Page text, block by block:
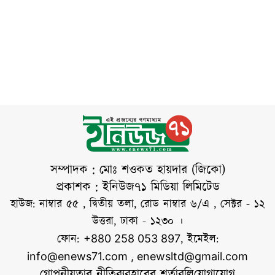
অনুযায়ী, নির্ধারিত
শব্দসীমা অতিক্রমের
অভিযোগে ১ হাজার
২৭৯টি মসজিদ এবং
১৯৯টি মন্দিরকে তাদের
সাউন্ড সিস্টেম
অপসারণের নির্দেশ
দেওয়া হয়েছে। পুলিশ
কর্মকর্তারা জানিয়েছেন,
কোনো নির্দিষ্ট ধর্মকে
সম্পাদক : মোঃ শওকত হায়দার (জিকো)
প্রকাশক : ইনিউজ৭১ মিডিয়া লিমিটেড
হাউজ: নাম্বার ৫৫ , দ্বিতীয় তলা, রোড নাম্বার ৬/এ , সেক্টর - ১২
উত্তরা, ঢাকা - ১২৩০ ।
ফোন: +880 258 053 897, ইমেইল:
info@enews71.com , enewsltd@gmail.com